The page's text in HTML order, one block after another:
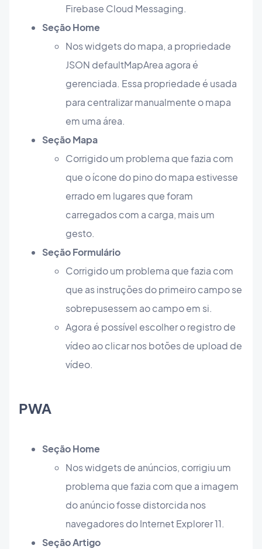
Firebase Cloud Messaging.
Seção Home
Nos widgets do mapa, a propriedade
JSON defaultMapArea agora é
gerenciada. Essa propriedade é usada
para centralizar manualmente o mapa
em uma área.
Seção Mapa
Corrigido um problema que fazia com
que o ícone do pino do mapa estivesse
errado em lugares que foram
carregados com a carga, mais um
gesto.
Seção Formulário
Corrigido um problema que fazia com
que as instruções do primeiro campo se
sobrepusessem ao campo em si.
Agora é possível escolher o registro de
vídeo ao clicar nos botões de upload de
vídeo.
PWA
Seção Home
Nos widgets de anúncios, corrigiu um
problema que fazia com que a imagem
do anúncio fosse distorcida nos
navegadores do Internet Explorer 11.
Seção Artigo